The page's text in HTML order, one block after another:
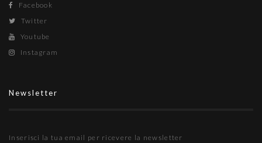
Facebook
Twitter
Youtube
Instagram
Newsletter
Inserisci la tua email per ricevere la newsletter